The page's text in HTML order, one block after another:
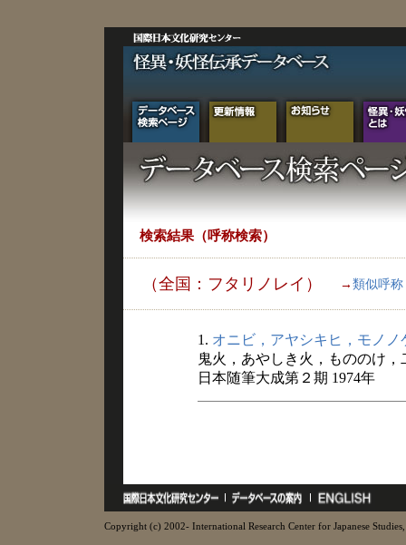
検索結果（呼称検索）
（全国：フタリノレイ） → 類似呼称
1. オニビ，アヤシキヒ，モノノ
鬼火，あやしき火，もののけ，
日本随筆大成第２期 1974年
Copyright (c) 2002- International Research Center for Japanese